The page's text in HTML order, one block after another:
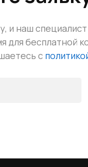
и наш
для бесплатной
с